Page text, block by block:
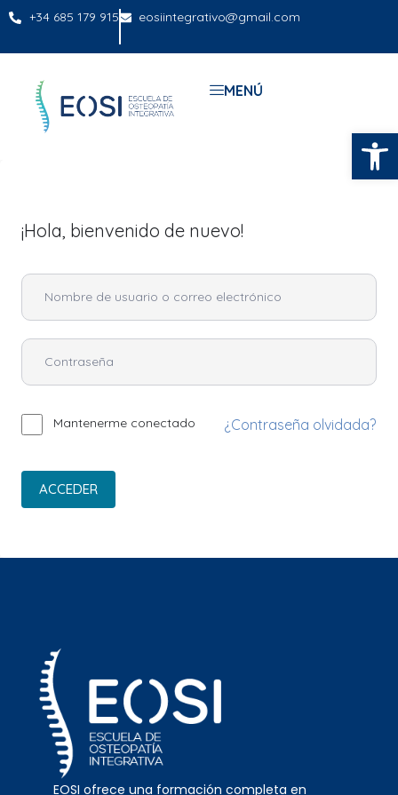
+34 685 179 915 eosiintegrativo@gmail.com
MENÚ
¡Hola, bienvenido de nuevo!
Mantenerme conectado ¿Contraseña olvidada?
ACCEDER
EOSI ofrece una formación completa en